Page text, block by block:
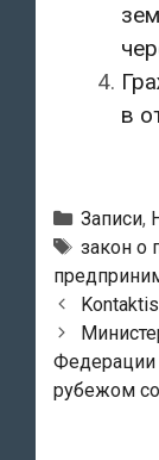
в
Рубрики
Записи,
Метки
закон о
Навигация
по
записям
Федерации
рубежом